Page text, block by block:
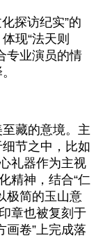
探访纪实”的
现“法天则
专业演员的情
藏的意境。主
节之中，比如
礼器作为主视
精神，结合“仁
极简的玉山意
章也被复刻于
画卷”上完成落